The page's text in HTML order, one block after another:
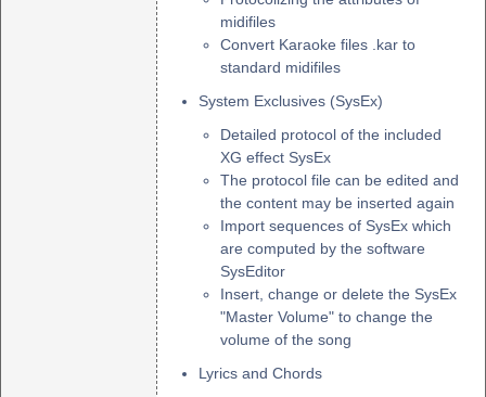
midifiles
Convert Karaoke files .kar to
standard midifiles
System Exclusives (SysEx)
Detailed protocol of the included
XG effect SysEx
The protocol file can be edited and
the content may be inserted again
Import sequences of SysEx which
are computed by the software
SysEditor
Insert, change or delete the SysEx
"Master Volume" to change the
volume of the song
Lyrics and Chords